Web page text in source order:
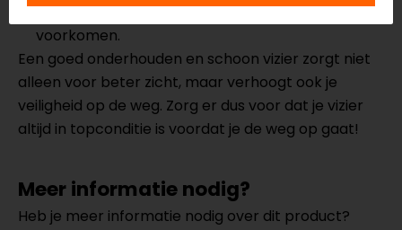
voorkeur in een helmzak, om krassen te
voorkomen.
Een goed onderhouden en schoon vizier zorgt niet
alleen voor beter zicht, maar verhoogt ook je
veiligheid op de weg. Zorg er dus voor dat je vizier
altijd in topconditie is voordat je de weg op gaat!
Meer informatie nodig?
Heb je meer informatie nodig over dit product?